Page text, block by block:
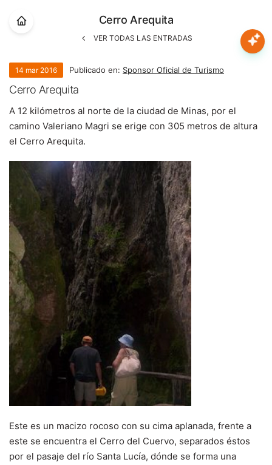
este
incluye
un
sistema
accesibilidad.
Cerro Arequita
VER TODAS LAS ENTRADAS
14 mar 2016 Publicado en: Sponsor Oficial de Turismo
Cerro Arequita
A 12 kilómetros al norte de la ciudad de Minas, por el
camino Valeriano Magri se erige con 305 metros de altura
el Cerro Arequita.
Este es un macizo rocoso con su cima aplanada, frente a
este se encuentra el Cerro del Cuervo, separados éstos
por el pasaje del río Santa Lucía, dónde se forma una
Hombre
Niños
Accesorios
Marcas
Novedades
SALE